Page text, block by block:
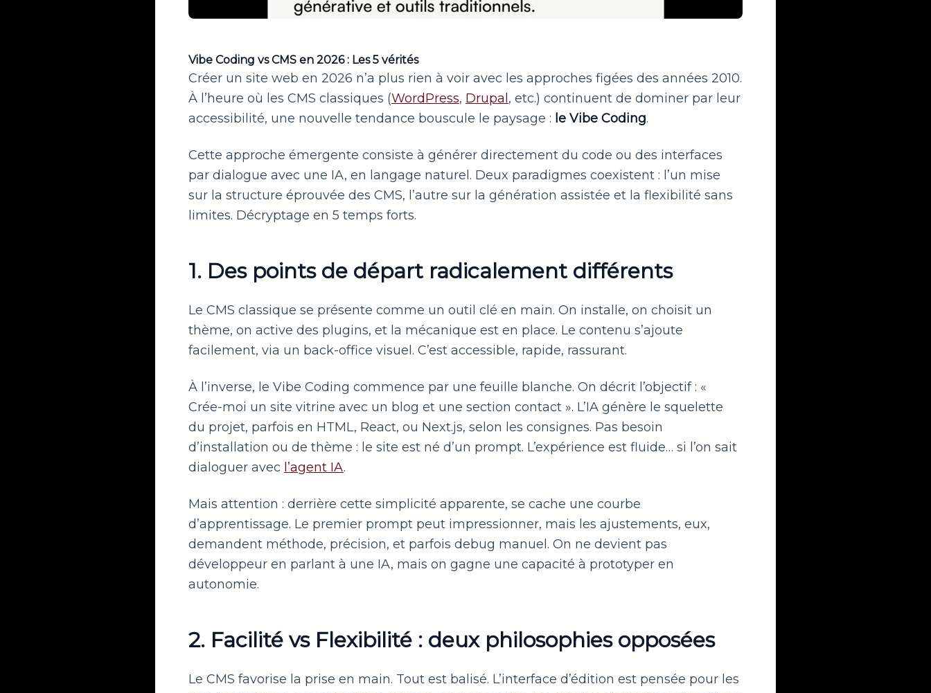
Vibe Coding vs CMS en 2026 : Les 5 vérités
Créer un site web en 2026 n’a plus rien à voir avec les approches figées des années 2010.
À l’heure où les CMS classiques (WordPress, Drupal , etc.) continuent de dominer par leur
accessibilité, une nouvelle tendance bouscule le paysage : le Vibe Coding.
Cette approche émergente consiste à générer directement du code ou des interfaces
par dialogue avec une IA, en langage naturel. Deux paradigmes coexistent : l’un mise
sur la structure éprouvée des CMS, l’autre sur la génération assistée et la flexibilité sans
limites. Décryptage en 5 temps forts.
1. Des points de départ radicalement différents
Le CMS classique se présente comme un outil clé en main. On installe, on choisit un
thème, on active des plugins, et la mécanique est en place. Le contenu s’ajoute
facilement, via un back-office visuel. C’est accessible, rapide, rassurant.
À l’inverse, le Vibe Coding commence par une feuille blanche. On décrit l’objectif : «
Crée-moi un site vitrine avec un blog et une section contact ». L’IA génère le squelette
du projet, parfois en HTML, React, ou Next.js, selon les consignes. Pas besoin
d’installation ou de thème : le site est né d’un prompt. L’expérience est fluide… si l’on sait
dialoguer avec l’agent IA.
Mais attention : derrière cette simplicité apparente, se cache une courbe
d’apprentissage. Le premier prompt peut impressionner, mais les ajustements, eux,
demandent méthode, précision, et parfois debug manuel. On ne devient pas
développeur en parlant à une IA, mais on gagne une capacité à prototyper en
autonomie.
2. Facilité vs Flexibilité : deux philosophies opposées
Le CMS favorise la prise en main. Tout est balisé. L’interface d’édition est pensée pour les